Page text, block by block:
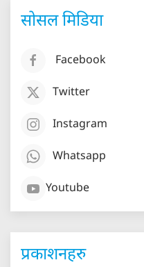
सोसल मिडिया
Facebook
Twitter
Instagram
Whatsapp
Youtube
प्रकाशनहरु